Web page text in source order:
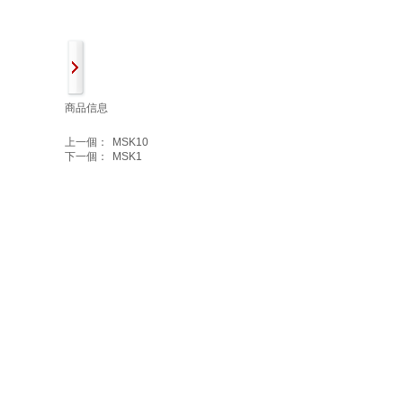
商品信息
上一個：
MSK10
下一個：
MSK1